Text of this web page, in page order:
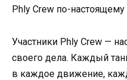
Phly Crew по-
Участники Phly Crew —
своего дела. Каждый
в каждое движение,